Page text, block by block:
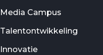
Media Campus
Talentontwikkeling
Innovatie